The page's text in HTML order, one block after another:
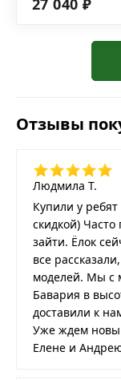
27 040 ₽
Отзывы
Людмила Т.
Купили у
скидкой)
зайти. Ёлок
все
моделей. Мы с
Бавария в
доставили к
Уже ждем
Елене и